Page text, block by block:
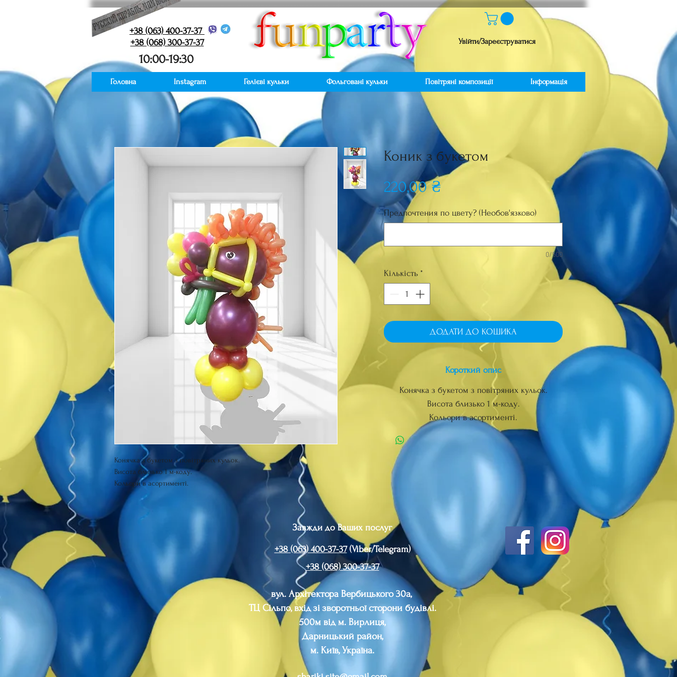
+38 (063) 400-37-37
+38 (068) 300-37-37
10:00-19:30
Увійти/Зареєструватися
Конячка з букетом з повітряних кульок.
Висота близько 1 м-коду.
Кольори в асортименті.
Коник з букетом
220,00 ₴Ціна
Предпочтения по цвету? (Необов'язково)
0/500
Кількість *
ДОДАТИ ДО КОШИКА
Короткий опис
Конячка з букетом з повітряних кульок.
Висота близько 1 м-коду.
Кольори в асортименті.
Головна Instagram Гелієві кульки Фольговані кульки Повітряні композиції Інформація
Завжди до Ваших послуг
+38 (063) 400-37-37(Viber/Telegram)
+38 (068) 300-37-37
вул. Архітектора Вербицького 30а,
ТЦ Сільпо, вхід зі зворотньої сторони будівлі.
500м від м. Вирлиця,
Дарницький район,
м. Київ, Україна.